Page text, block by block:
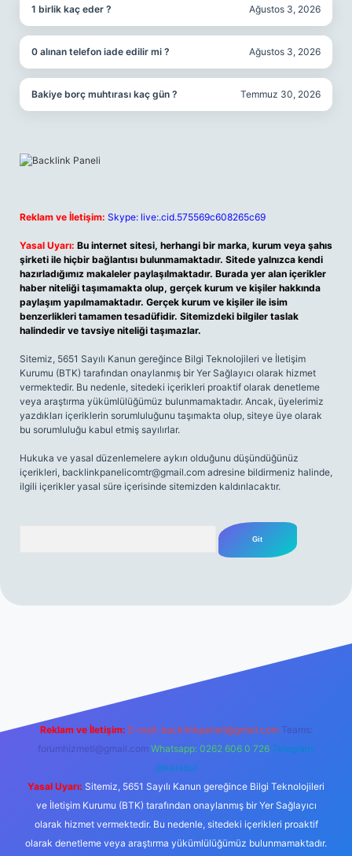
1 birlik kaç eder ? Ağustos 3, 2026
0 alınan telefon iade edilir mi ? Ağustos 3, 2026
Bakiye borç muhtırası kaç gün ? Temmuz 30, 2026
Reklam ve İletişim: Skype: live:.cid.575569c608265c69
Yasal Uyarı: Bu internet sitesi, herhangi bir marka, kurum veya şahıs
şirketi ile hiçbir bağlantısı bulunmamaktadır. Sitede yalnızca kendi
hazırladığımız makaleler paylaşılmaktadır. Burada yer alan içerikler
haber niteliği taşımamakta olup, gerçek kurum ve kişiler hakkında
paylaşım yapılmamaktadır. Gerçek kurum ve kişiler ile isim
benzerlikleri tamamen tesadüfidir. Sitemizdeki bilgiler taslak
halindedir ve tavsiye niteliği taşımazlar.
Sitemiz, 5651 Sayılı Kanun gereğince Bilgi Teknolojileri ve İletişim
Kurumu (BTK) tarafından onaylanmış bir Yer Sağlayıcı olarak hizmet
vermektedir. Bu nedenle, sitedeki içerikleri proaktif olarak denetleme
veya araştırma yükümlülüğümüz bulunmamaktadır. Ancak, üyelerimiz
yazdıkları içeriklerin sorumluluğunu taşımakta olup, siteye üye olarak
bu sorumluluğu kabul etmiş sayılırlar.
Hukuka ve yasal düzenlemelere aykırı olduğunu düşündüğünüz
içerikleri, backlinkpanelicomtr@gmail.com adresine bildirmeniz halinde,
ilgili içerikler yasal süre içerisinde sitemizden kaldırılacaktır.
Reklam ve İletişim: E-mail: backlinkpaneli@gmail.com Teams:
forumhizmeti@gmail.com Whatsapp: 0262 606 0 726 Telegram:
@karabul
Yasal Uyarı: Sitemiz, 5651 Sayılı Kanun gereğince Bilgi Teknolojileri
ve İletişim Kurumu (BTK) tarafından onaylanmış bir Yer Sağlayıcı
olarak hizmet vermektedir. Bu nedenle, sitedeki içerikleri proaktif
olarak denetleme veya araştırma yükümlülüğümüz bulunmamaktadır.